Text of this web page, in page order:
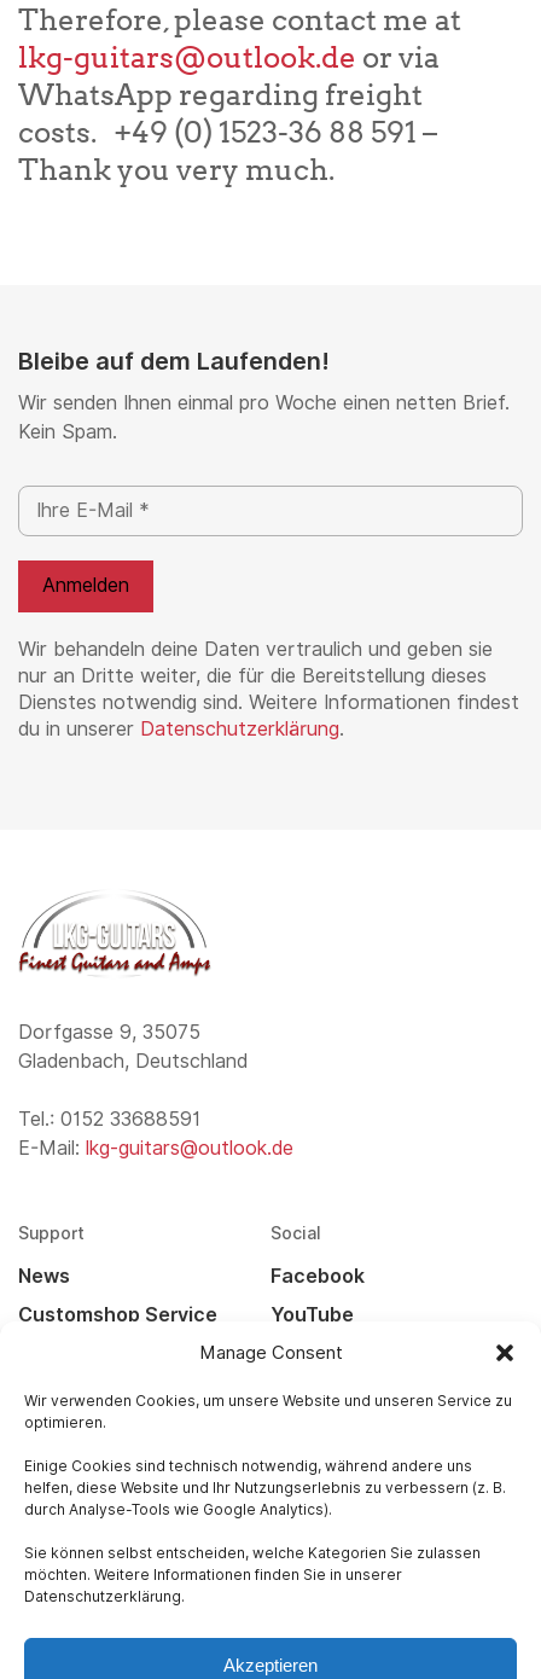
Manage Consent
Wir verwenden Cookies, um unsere Website und unseren Service zu
optimieren.
Einige Cookies sind technisch notwendig, während andere uns
helfen, diese Website und Ihr Nutzungserlebnis zu verbessern (z. B.
durch Analyse-Tools wie Google Analytics).
Sie können selbst entscheiden, welche Kategorien Sie zulassen
möchten. Weitere Informationen finden Sie in unserer
Datenschutzerklärung.
Akzeptieren
Therefore, please contact me at
lkg-guitars@outlook.de or via
WhatsApp regarding freight
costs. +49 (0) 1523-36 88 591 –
Thank you very much.
Bleibe auf dem Laufenden!
Wir senden Ihnen einmal pro Woche einen netten Brief.
Kein Spam.
Wir behandeln deine Daten vertraulich und geben sie
nur an Dritte weiter, die für die Bereitstellung dieses
Dienstes notwendig sind. Weitere Informationen findest
du in unserer Datenschutzerklärung.
Dorfgasse 9, 35075
Gladenbach, Deutschland
Tel.: 0152 33688591
E-Mail: lkg-guitars@outlook.de
Support
News
Customshop Service
Widerrufsbelehrung
Versandarten
Social
Facebook
YouTube
Instagram
Rechtliches
Datenschutz